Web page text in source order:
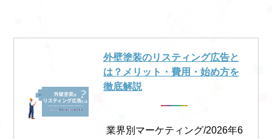
外壁塗装のリスティング広告と
は？メリット・費用・始め方を
徹底解説
業界別マーケティング/2026年6